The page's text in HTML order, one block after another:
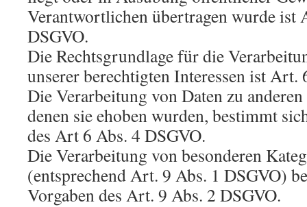
Verantwortlichen übertragen wurde ist
DSGVO.
Die Rechtsgrundlage für die
unserer berechtigten Interessen ist
Die Verarbeitung von Daten zu
denen sie ehoben wurden, bestimmt
des Art 6 Abs. 4 DSGVO.
Die Verarbeitung von besonderen
(entsprechend Art. 9 Abs. 1 DSGVO)
Vorgaben des Art. 9 Abs. 2 DSGVO.